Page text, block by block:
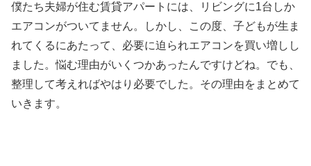
僕たち夫婦が住む賃貸アパートには、リビングに1台しか
エアコンがついてません。しかし、この度、子どもが生ま
れてくるにあたって、必要に迫られエアコンを買い増しし
ました。悩む理由がいくつかあったんですけどね。でも、
整理して考えればやはり必要でした。その理由をまとめて
いきます。